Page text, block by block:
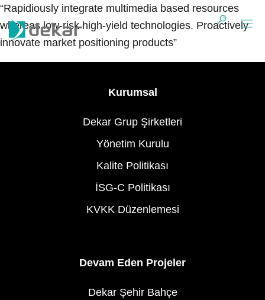
“Rapidiously integrate multimedia based resources
whereas low-risk high-yield technologies. Proactively
innovate market positioning products”
Kurumsal
Dekar Grup Şirketleri
Yönetim Kurulu
Kalite Politikası
İSG-C Politikası
KVKK Düzenlemesi
Devam Eden Projeler
Dekar Şehir Bahçe